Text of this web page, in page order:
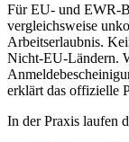
Für EU- und EWR-
vergleichsweise
Arbeitserlaubnis.
Nicht-EU-Ländern.
erklärt das offizielle
In der Praxis laufen